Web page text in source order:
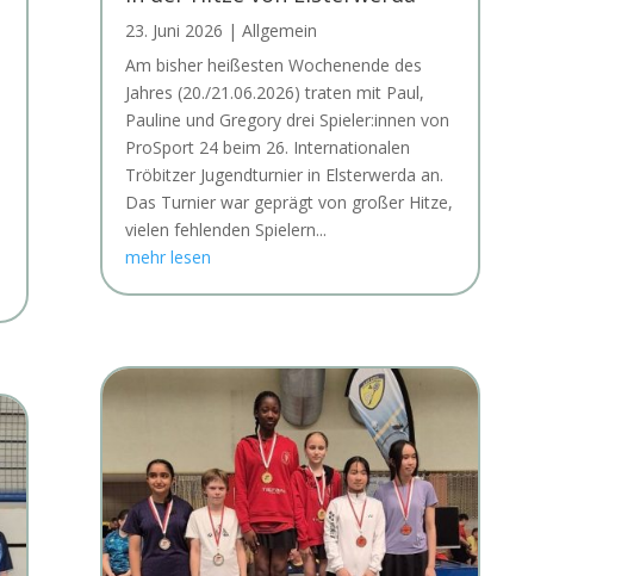
23. Juni 2026 | Allgemein
Am bisher heißesten Wochenende des
Jahres (20./21.06.2026) traten mit Paul,
Pauline und Gregory drei Spieler:innen von
ProSport 24 beim 26. Internationalen
Tröbitzer Jugendturnier in Elsterwerda an.
Das Turnier war geprägt von großer Hitze,
vielen fehlenden Spielern...
mehr lesen